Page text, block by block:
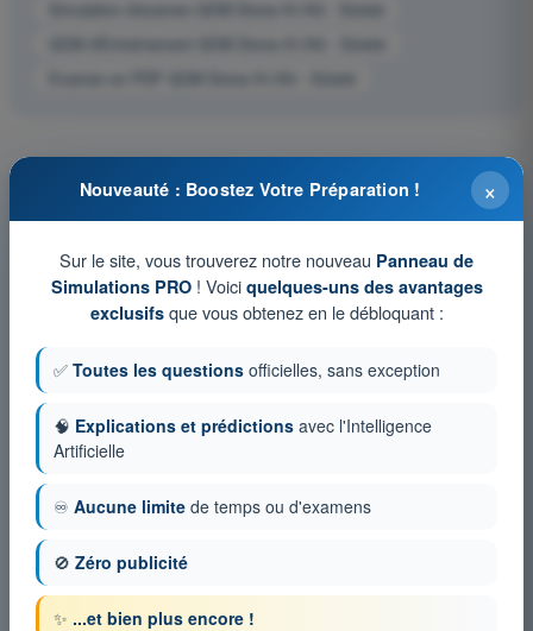
×
Nouveauté : Boostez Votre Préparation !
Sur le site, vous trouverez notre nouveau Panneau de
Simulations PRO! Voici quelques-uns des avantages
exclusifsque vous obtenez en le débloquant :
✅ Toutes les questions officielles, sans exception
🧠 Explications et prédictions avec l'Intelligence
Artificielle
♾️ Aucune limite de temps ou d'examens
🚫 Zéro publicité
✨ ...et bien plus encore !